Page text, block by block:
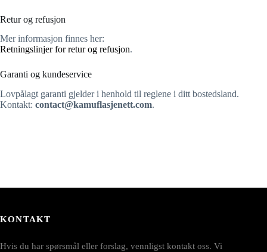
Retur og refusjon
Mer informasjon finnes her:
Retningslinjer for retur og refusjon.
Garanti og kundeservice
Lovpålagt garanti gjelder i henhold til reglene i ditt bostedsland.
Kontakt: contact@kamuflasjenett.com.
KONTAKT
Hvis du har spørsmål eller forslag, vennligst kontakt oss. Vi